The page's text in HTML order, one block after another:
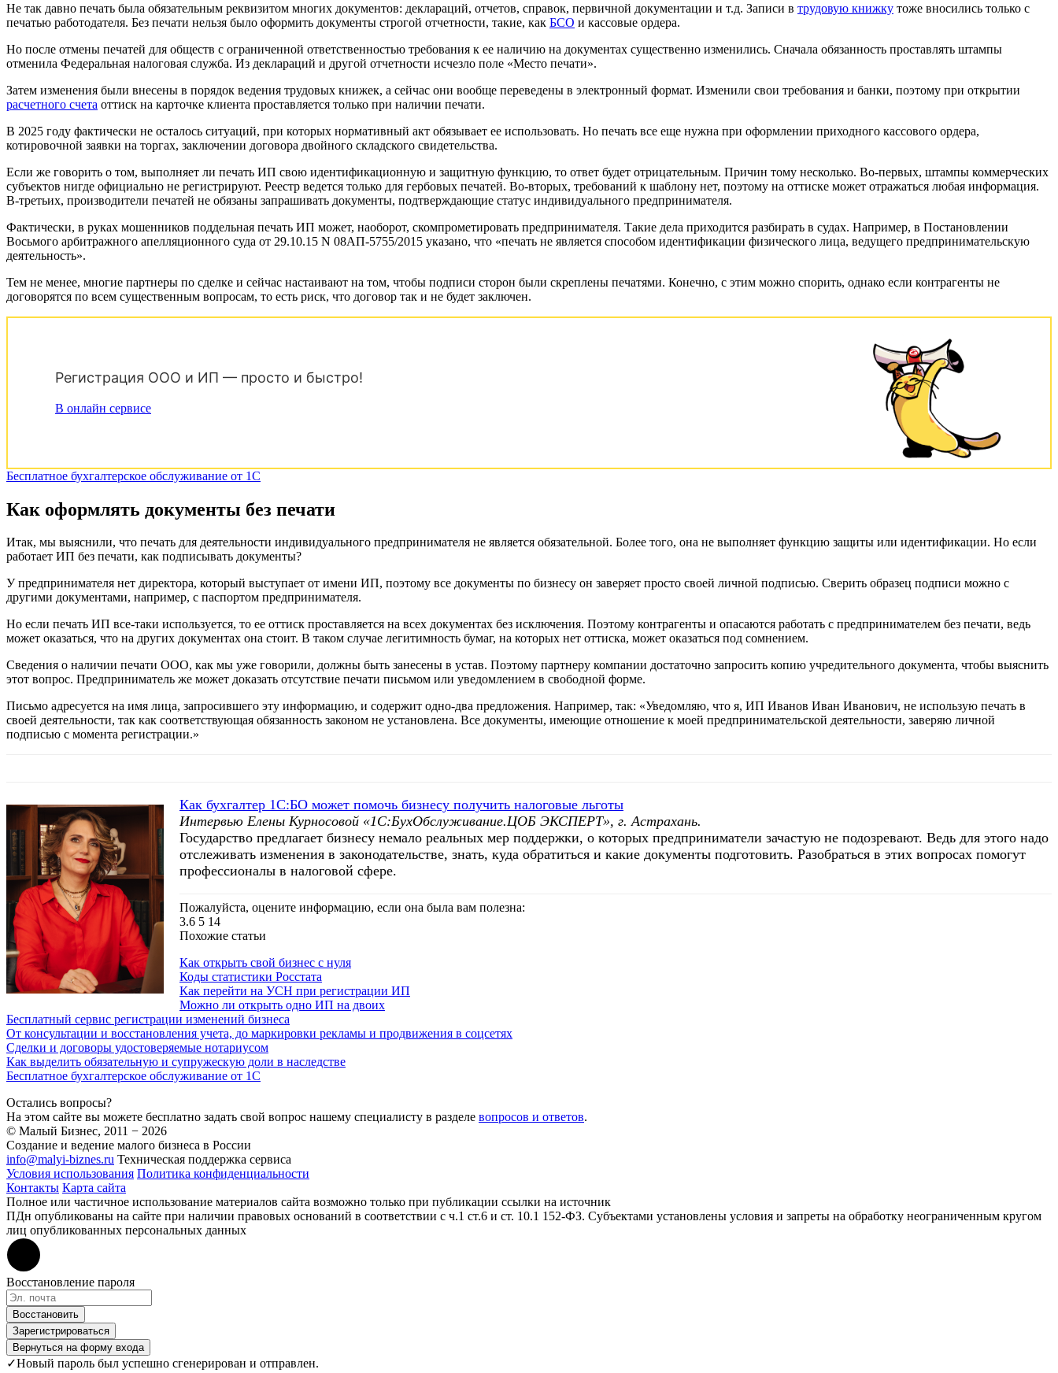
Не так давно печать была обязательным реквизитом многих документов: деклараций, отчетов, справок, первичной документации и т.д. Записи в трудовую книжку тоже вносились только с
печатью работодателя. Без печати нельзя было оформить документы строгой отчетности, такие, как БСО и кассовые ордера.
Но после отмены печатей для обществ с ограниченной ответственностью требования к ее наличию на документах существенно изменились. Сначала обязанность проставлять штампы
отменила Федеральная налоговая служба. Из деклараций и другой отчетности исчезло поле «Место печати».
Затем изменения были внесены в порядок ведения трудовых книжек, а сейчас они вообще переведены в электронный формат. Изменили свои требования и банки, поэтому при открытии
расчетного счета оттиск на карточке клиента проставляется только при наличии печати.
В 2025 году фактически не осталось ситуаций, при которых нормативный акт обязывает ее использовать. Но печать все еще нужна при оформлении приходного кассового ордера,
котировочной заявки на торгах, заключении договора двойного складского свидетельства.
Если же говорить о том, выполняет ли печать ИП свою идентификационную и защитную функцию, то ответ будет отрицательным. Причин тому несколько. Во-первых, штампы коммерческих
субъектов нигде официально не регистрируют. Реестр ведется только для гербовых печатей. Во-вторых, требований к шаблону нет, поэтому на оттиске может отражаться любая информация.
В-третьих, производители печатей не обязаны запрашивать документы, подтверждающие статус индивидуального предпринимателя.
Фактически, в руках мошенников поддельная печать ИП может, наоборот, скомпрометировать предпринимателя. Такие дела приходится разбирать в судах. Например, в Постановлении
Восьмого арбитражного апелляционного суда от 29.10.15 N 08АП-5755/2015 указано, что «печать не является способом идентификации физического лица, ведущего предпринимательскую
деятельность».
Тем не менее, многие партнеры по сделке и сейчас настаивают на том, чтобы подписи сторон были скреплены печатями. Конечно, с этим можно спорить, однако если контрагенты не
договорятся по всем существенным вопросам, то есть риск, что договор так и не будет заключен.
Регистрация ООО и ИП — просто и быстро!
В онлайн сервисе
Бесплатное бухгалтерское обслуживание от 1С
Как оформлять документы без печати
Итак, мы выяснили, что печать для деятельности индивидуального предпринимателя не является обязательной. Более того, она не выполняет функцию защиты или идентификации. Но если
работает ИП без печати, как подписывать документы?
У предпринимателя нет директора, который выступает от имени ИП, поэтому все документы по бизнесу он заверяет просто своей личной подписью. Сверить образец подписи можно с
другими документами, например, с паспортом предпринимателя.
Но если печать ИП все-таки используется, то ее оттиск проставляется на всех документах без исключения. Поэтому контрагенты и опасаются работать с предпринимателем без печати, ведь
может оказаться, что на других документах она стоит. В таком случае легитимность бумаг, на которых нет оттиска, может оказаться под сомнением.
Сведения о наличии печати ООО, как мы уже говорили, должны быть занесены в устав. Поэтому партнеру компании достаточно запросить копию учредительного документа, чтобы выяснить
этот вопрос. Предприниматель же может доказать отсутствие печати письмом или уведомлением в свободной форме.
Письмо адресуется на имя лица, запросившего эту информацию, и содержит одно-два предложения. Например, так: «Уведомляю, что я, ИП Иванов Иван Иванович, не использую печать в
своей деятельности, так как соответствующая обязанность законом не установлена. Все документы, имеющие отношение к моей предпринимательской деятельности, заверяю личной
подписью с момента регистрации.»
Как бухгалтер 1С:БО может помочь бизнесу получить налоговые льготы
Интервью Елены Курносовой «1С:БухОбслуживание.ЦОБ ЭКСПЕРТ», г. Астрахань.
Государство предлагает бизнесу немало реальных мер поддержки, о которых предприниматели зачастую не подозревают. Ведь для этого надо
отслеживать изменения в законодательстве, знать, куда обратиться и какие документы подготовить. Разобраться в этих вопросах помогут
профессионалы в налоговой сфере.
Пожалуйста, оцените информацию, если она была вам полезна:
3.6 5 14
Похожие статьи
Как открыть свой бизнес с нуля
Коды статистики Росстата
Как перейти на УСН при регистрации ИП
Можно ли открыть одно ИП на двоих
Бесплатный сервис регистрации изменений бизнеса
От консультации и восстановления учета, до маркировки рекламы и продвижения в соцсетях
Сделки и договоры удостоверяемые нотариусом
Как выделить обязательную и супружескую доли в наследстве
Бесплатное бухгалтерское обслуживание от 1С
Остались вопросы?
На этом сайте вы можете бесплатно задать свой вопрос нашему специалисту в разделе вопросов и ответов.
© Малый Бизнес, 2011 − 2026
Создание и ведение малого бизнеса в России
info@malyi-biznes.ru Техническая поддержка сервиса
Условия использования Политика конфиденциальности
Контакты Карта сайта
Полное или частичное использование материалов сайта возможно только при публикации ссылки на источник
ПДн опубликованы на сайте при наличии правовых оснований в соответствии с ч.1 ст.6 и ст. 10.1 152-ФЗ. Субъектами установлены условия и запреты на обработку неограниченным кругом
лиц опубликованных персональных данных
Восстановление пароля
Восстановить
Зарегистрироваться
Вернуться на форму входа
✓Новый пароль был успешно сгенерирован и отправлен.